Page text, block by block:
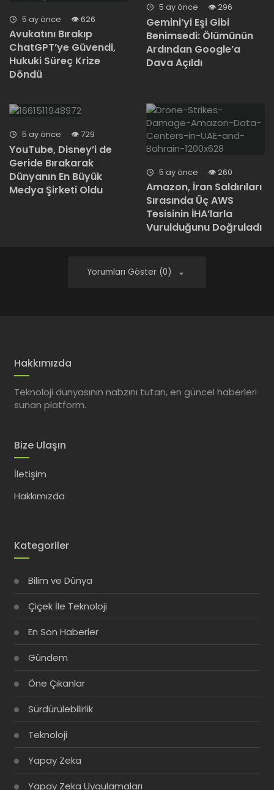
5 ay önce 626
Avukatını Bırakıp
ChatGPT’ye Güvendi,
Hukuki Süreç Krize
Döndü
5 ay önce 296
Gemini’yi Eşi Gibi
Benimsedi: Ölümünün
Ardından Google’a
Dava Açıldı
5 ay önce 729
YouTube, Disney’i de
Geride Bırakarak
Dünyanın En Büyük
Medya Şirketi Oldu
5 ay önce 260
Amazon, İran Saldırıları
Sırasında Üç AWS
Tesisinin İHA’larla
Vurulduğunu Doğruladı
Yorumları Göster (0)
Hakkımızda
Teknoloji dünyasının nabzını tutan, en güncel haberleri
sunan platform.
Bize Ulaşın
İletişim
Hakkımızda
Kategoriler
Bilim ve Dünya
Çiçek İle Teknoloji
En Son Haberler
Gündem
Öne Çıkanlar
Sürdürülebilirlik
Teknoloji
Yapay Zeka
Yapay Zeka Uygulamaları